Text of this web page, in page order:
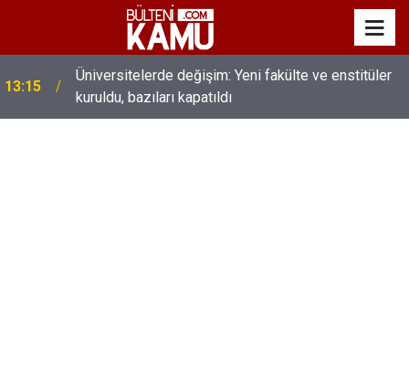
13:00
MEB’de üst düzey değişim: Genel müdürler değişti,
yeni isimler atandı